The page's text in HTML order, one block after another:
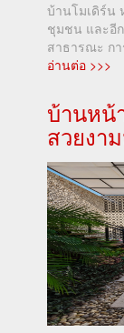
บ้านโมเดิร์น
ชุมชน และอี
สาธารณะ ก
อ่านต่อ >>>
บ้านหน้
สวยงา